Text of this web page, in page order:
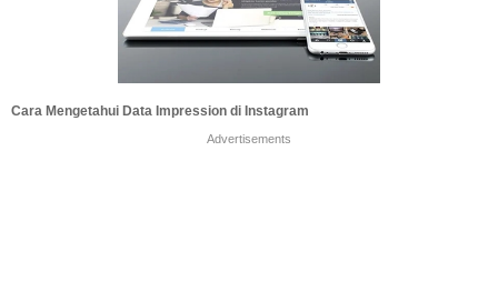
Cara Mengetahui Data Impression di Instagram
Advertisements